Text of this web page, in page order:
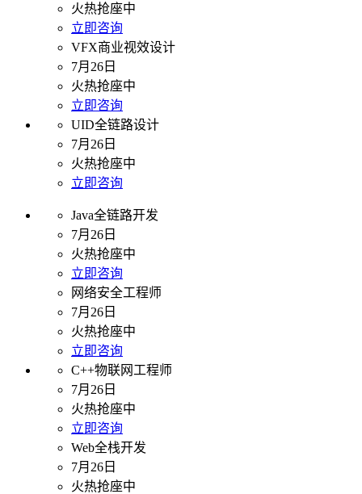
火热抢座中
立即咨询
VFX商业视效设计
7月26日
火热抢座中
立即咨询
UID全链路设计
7月26日
火热抢座中
立即咨询
Java全链路开发
7月26日
火热抢座中
立即咨询
网络安全工程师
7月26日
火热抢座中
立即咨询
C++物联网工程师
7月26日
火热抢座中
立即咨询
Web全栈开发
7月26日
火热抢座中